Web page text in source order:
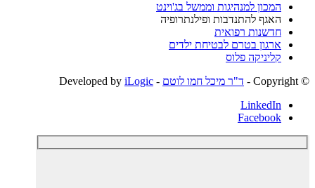
המכון למנהיגות וממשל בג'וינט
האגף להתנדבות ופילנתרופיה
חדשנות רפואית
ארגון בטרם לבטיחת ילדים
קליניקה פלוס
© ‫Copyright -
ד"ר מיכל חמו לוטם - Developed by
iLogic
LinkedIn
Facebook